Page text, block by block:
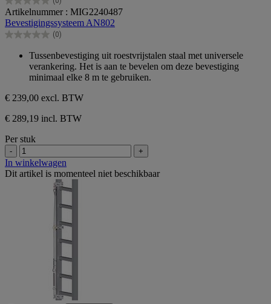
0.0
van
de
5
Artikelnummer : MIG2240487
Bevestigingssysteem AN802
(0)
0.0
sterren.
Tussenbevestiging uit roestvrijstalen staal met universele
verankering. Het is aan te bevelen om deze bevestiging
minimaal elke 8 m te gebruiken.
€ 239,00 excl. BTW
€ 289,19 incl. BTW
Per stuk
- +
In winkelwagen
Dit artikel is momenteel niet beschikbaar